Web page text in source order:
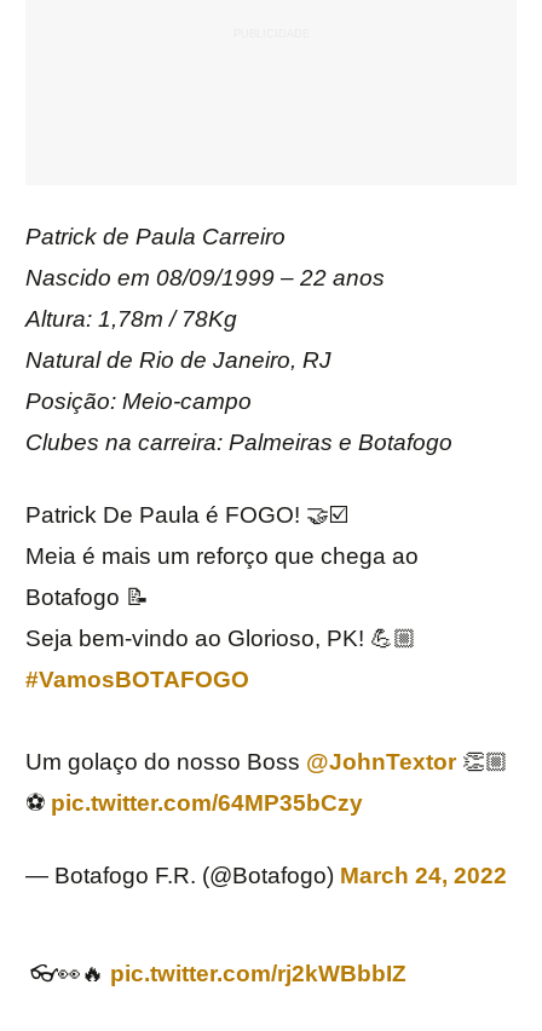
Patrick de Paula Carreiro
Nascido em 08/09/1999 – 22 anos
Altura: 1,78m / 78Kg
Natural de Rio de Janeiro, RJ
Posição: Meio-campo
Clubes na carreira: Palmeiras e Botafogo
Patrick De Paula é FOGO! 🤝☑️
Meia é mais um reforço que chega ao
Botafogo 📝
Seja bem-vindo ao Glorioso, PK! 💪🏼
#VamosBOTAFOGO
Um golaço do nosso Boss @JohnTextor👏🏼
⚽️ pic.twitter.com/64MP35bCzy
— Botafogo F.R. (@Botafogo) March 24, 2022
👓👀🔥 pic.twitter.com/rj2kWBbbIZ